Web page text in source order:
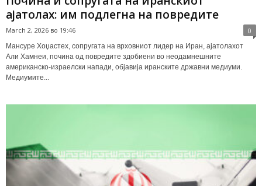
ајатолах: им подлегна на повредите
March 2, 2026 во 19:46 0
Мансуре Хоџастех, сопругата на врховниот лидер на Иран, ајатолахот
Али Хамнеи, почина од повредите здобиени во неодамнешните
американско-израелски напади, објавија иранските државни медиуми.
Медиумите...